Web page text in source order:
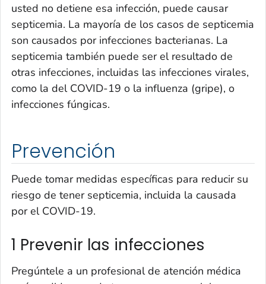
usted no detiene esa infección, puede causar
septicemia. La mayoría de los casos de septicemia
son causados por infecciones bacterianas. La
septicemia también puede ser el resultado de
otras infecciones, incluidas las infecciones virales,
como la del COVID-19 o la influenza (gripe), o
infecciones fúngicas.
Prevención
Puede tomar medidas específicas para reducir su
riesgo de tener septicemia, incluida la causada
por el COVID-19.
1 Prevenir las infecciones
Pregúntele a un profesional de atención médica